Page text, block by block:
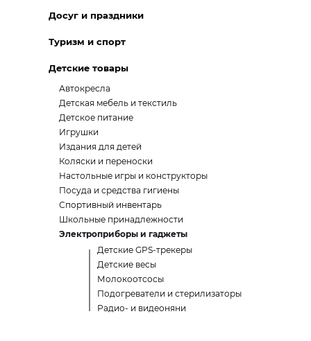
Досуг и праздники
Туризм и спорт
Детские товары
Автокресла
Детская мебель и текстиль
Детское питание
Игрушки
Издания для детей
Коляски и переноски
Настольные игры и конструкторы
Посуда и средства гигиены
Спортивный инвентарь
Школьные принадлежности
Электроприборы и гаджеты
Детские GPS-трекеры
Детские весы
Молокоотсосы
Подогреватели и стерилизаторы
Радио- и видеоняни